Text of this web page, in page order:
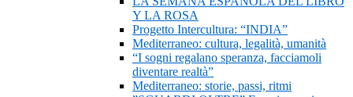
Y LA ROSA
Progetto Intercultura: “INDIA”
Mediterraneo: cultura, legalità, umanità
“I sogni regalano speranza, facciamoli
diventare realtà”
Mediterraneo: storie, passi, ritmi